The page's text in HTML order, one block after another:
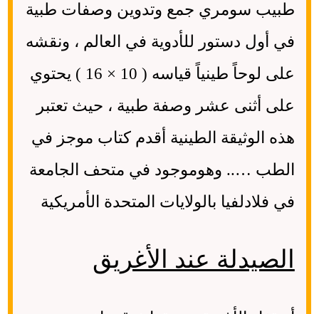
طبيب سومري جمع وتدوين وصفات طبية
في أول دستور للأدوية في العالم ، ونقشه
على لوحاً طينياً قياسه ( 10 × 16 ) يحتوي
على أثنى عشر وصفة طبية ، حيث تعتبر
هذه الوثيقة الطينية أقدم كتاب موجز في
الطب ….. وهوموجود في متحف الجامعة
في فلادلفيا بالولايات المتحدة الأمريكية
الصيدلة عند الأغريق